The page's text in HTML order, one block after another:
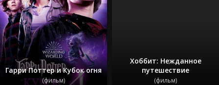
Гарри Поттер и Кубок огня
(фильм)
Хоббит: Нежданное
путешествие
(фильм)